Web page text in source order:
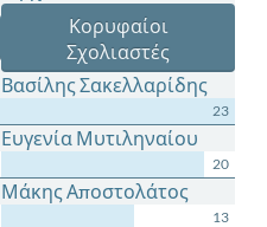
Κορυφαίοι
Σχολιαστές
Βασίλης Σακελλαρίδης
23
Ευγενία Μυτιληναίου
20
Μάκης Αποστολάτος
13